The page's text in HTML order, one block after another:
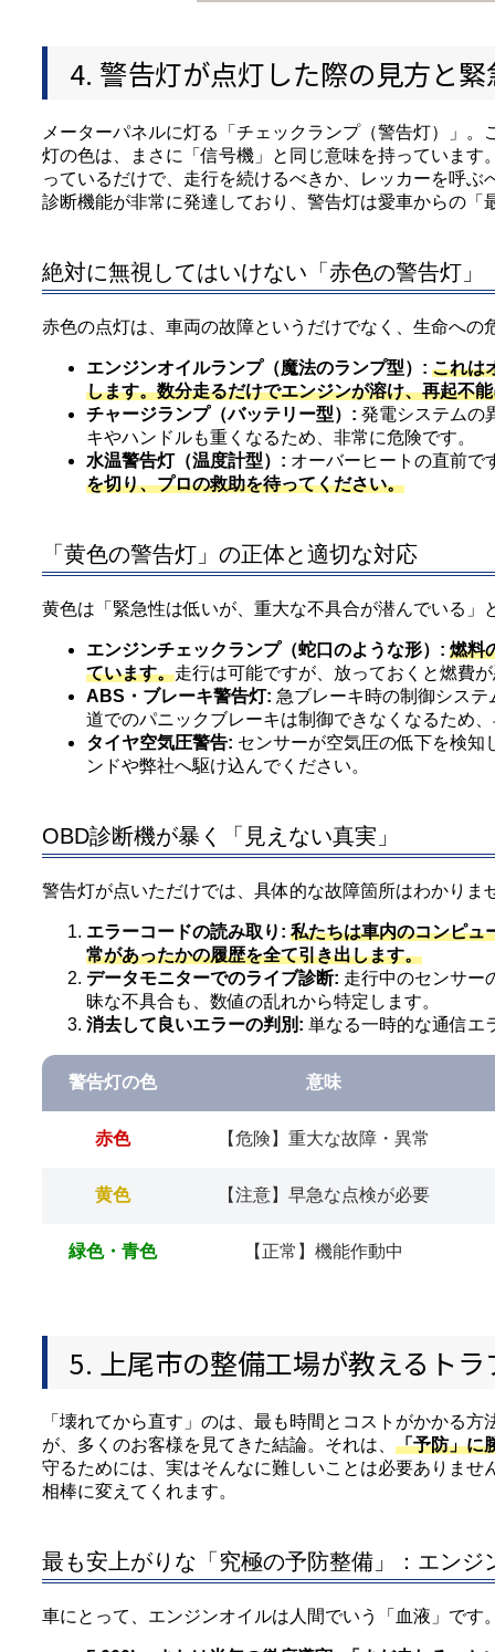
4. 警告灯が点灯した際の見方と緊
メーターパネルに灯る「チェックランプ（警告灯）」
灯の色は、まさに「信号機」と同じ意味を持っています
っているだけで、走行を続けるべきか、レッカーを呼
診断機能が非常に発達しており、警告灯は愛車からの「
絶対に無視してはいけない「赤色の警告灯」
赤色の点灯は、車両の故障というだけでなく、生命への
エンジンオイルランプ（魔法のランプ型）: これは
します。数分走るだけでエンジンが溶け、再起不
チャージランプ（バッテリー型）: 発電システムの
キやハンドルも重くなるため、非常に危険です。
水温警告灯（温度計型）: オーバーヒートの直前で
を切り、プロの救助を待ってください。
「黄色の警告灯」の正体と適切な対応
黄色は「緊急性は低いが、重大な不具合が潜んでいる」
エンジンチェックランプ（蛇口のような形）: 燃料
ています。走行は可能ですが、放っておくと燃費
ABS・ブレーキ警告灯: 急ブレーキ時の制御シス
道でのパニックブレーキは制御できなくなるため
タイヤ空気圧警告: センサーが空気圧の低下を検知
ンドや弊社へ駆け込んでください。
OBD診断機が暴く「見えない真実」
警告灯が点いただけでは、具体的な故障箇所はわかりま
エラーコードの読み取り: 私たちは車内のコンピュ
常があったかの履歴を全て引き出します。
データモニターでのライブ診断: 走行中のセンサー
昧な不具合も、数値の乱れから特定します。
消去して良いエラーの判別: 単なる一時的な通信エ
警告灯の色 意味
赤色 【危険】重大な故障・異常
黄色 【注意】早急な点検が必要
緑色・青色 【正常】機能作動中
5. 上尾市の整備工場が教えるト
「壊れてから直す」のは、最も時間とコストがかかる
が、多くのお客様を見てきた結論。それは、 「予防」に
守るためには、実はそんなに難しいことは必要ありま
相棒に変えてくれます。
最も安上がりな「究極の予防整備」：エンジ
車にとって、エンジンオイルは人間でいう「血液」です